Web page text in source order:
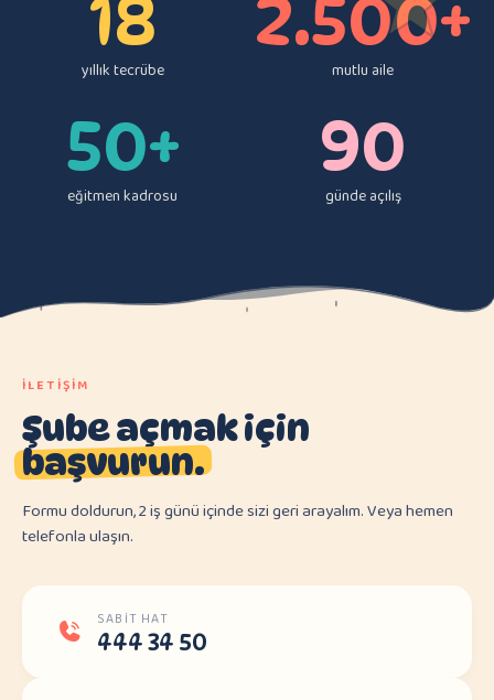
18
yıllık tecrübe
2.500+
mutlu aile
50+
eğitmen kadrosu
90
günde açılış
İLETIŞIM
Şube açmak için
başvurun.
Formu doldurun, 2 iş günü içinde sizi geri arayalım. Veya hemen
telefonla ulaşın.
SABIT HAT
444 34 50